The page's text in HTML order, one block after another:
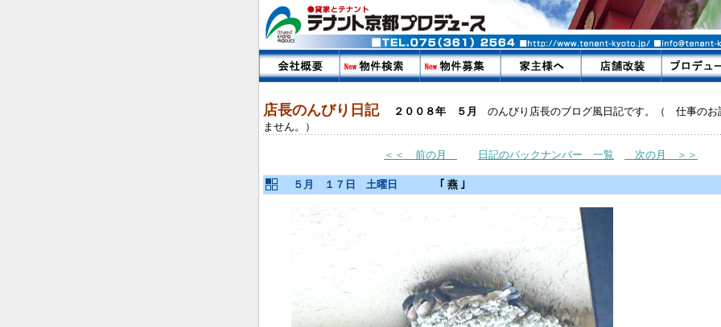
店長のんびり日記 ２００８年 ５月
のんびり店長のブログ風日記です。（ 仕事のお
ません。）
＜＜ 前の月 日記のバックナンバー 一覧 次の月 ＞＞
５月 １７日 土曜日 ｢ 燕 ｣